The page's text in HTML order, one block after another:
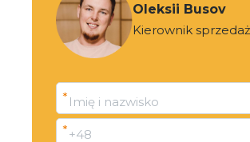
Oleksii Busov
Kierownik
Imię i nazwisko
*
+48
*